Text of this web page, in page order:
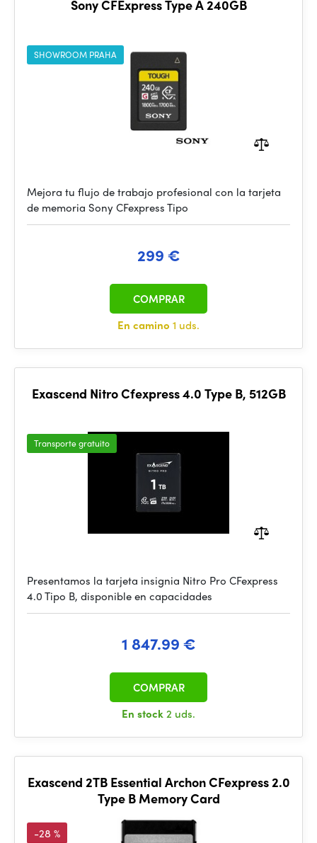
Sony CFExpress Type A 240GB
SHOWROOM PRAHA
Mejora tu flujo de trabajo profesional con la tarjeta
de memoria Sony CFexpress Tipo
299 €
En camino 1 uds.
COMPRAR
Exascend Nitro Cfexpress 4.0 Type B, 512GB
Transporte gratuito
Presentamos la tarjeta insignia Nitro Pro CFexpress
4.0 Tipo B, disponible en capacidades
1 847.99 €
En stock2 uds.
COMPRAR
Exascend 2TB Essential Archon CFexpress 2.0
Type B Memory Card
-28 %